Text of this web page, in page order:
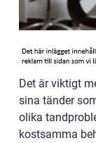
Det är viktigt
sina tänder
olika
kostsamma